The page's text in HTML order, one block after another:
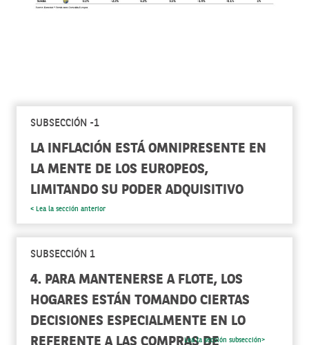
SUBSECCIÓN -1
LA INFLACIÓN ESTÁ OMNIPRESENTE EN
LA MENTE DE LOS EUROPEOS,
LIMITANDO SU PODER ADQUISITIVO
< Lea la sección anterior
SUBSECCIÓN 1
4. PARA MANTENERSE A FLOTE, LOS
HOGARES ESTÁN TOMANDO CIERTAS
DECISIONES ESPECIALMENTE EN LO
REFERENTE A LAS COMPRAS DELea la sección subsección>